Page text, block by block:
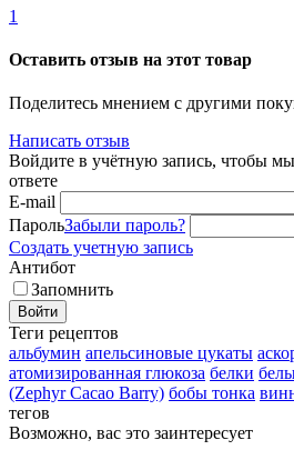
1
Оставить отзыв на этот товар
Поделитесь мнением с другими
Написать отзыв
Войдите в учётную запись, чтобы
ответе
E-mail
ПарольЗабыли пароль?
Создать учетную запись
Антибот
Запомнить
Войти
Теги рецептов
альбумин апельсиновые цукаты
атомизированная глюкоза белки
(Zephyr Cacao Barry) бобы тонка
тегов
Возможно, вас это заинтересует